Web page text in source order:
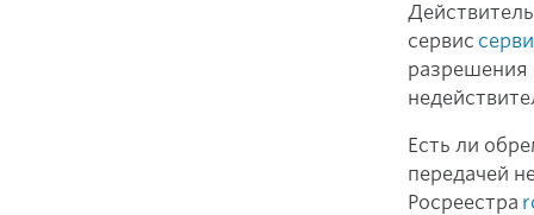
сервис
разрешения
Есть ли
передачей
Росреестра